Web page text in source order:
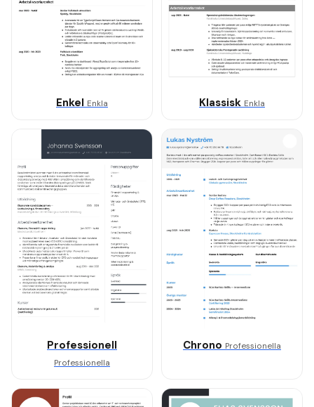
Enkel Enkla Klassisk Enkla
Professionell
Professionella
Chrono Professionella